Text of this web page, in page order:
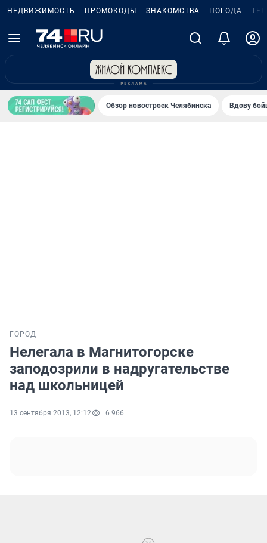
НЕДВИЖИМОСТЬ ПРОМОКОДЫ ЗНАКОМСТВА ПОГОДА
Обзор новостроек Челябинска Вдову
ГОРОД
Нелегала в Магнитогорске
заподозрили в надругательстве
над школьницей
13 сентября 2013, 12:12 6 966